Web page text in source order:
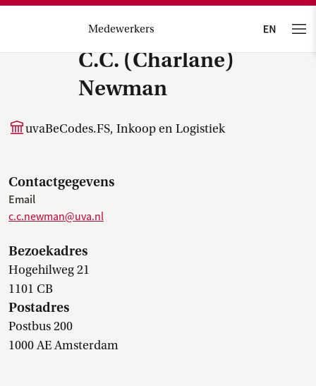
Medewerkers
C.C. (Charlane)
Newman
uvaBeCodes.FS, Inkoop en Logistiek
Contactgegevens
Email
c.c.newman@uva.nl
Bezoekadres
Hogehilweg 21
1101 CB
Postadres
Postbus 200
1000 AE Amsterdam